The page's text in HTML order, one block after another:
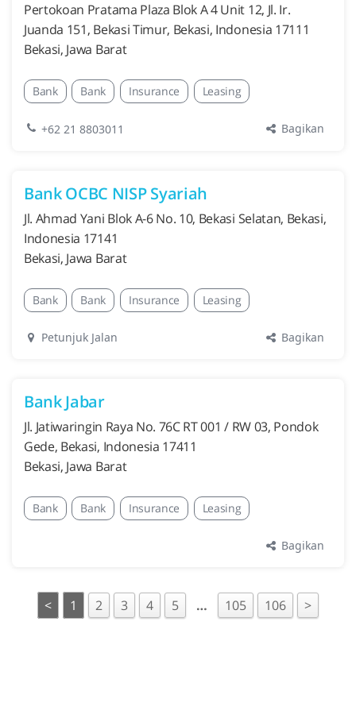
Pertokoan Pratama Plaza Blok A 4 Unit 12, Jl. Ir.
Juanda 151, Bekasi Timur, Bekasi, Indonesia 17111
Bekasi, Jawa Barat
Bank Bank Insurance Leasing
+62 21 8803011 Bagikan
Bank OCBC NISP Syariah
Jl. Ahmad Yani Blok A-6 No. 10, Bekasi Selatan, Bekasi,
Indonesia 17141
Bekasi, Jawa Barat
Bank Bank Insurance Leasing
Petunjuk Jalan Bagikan
Bank Jabar
Jl. Jatiwaringin Raya No. 76C RT 001 / RW 03, Pondok
Gede, Bekasi, Indonesia 17411
Bekasi, Jawa Barat
Bank Bank Insurance Leasing
Bagikan
< 1 2 3 4 5 … 105 106 >